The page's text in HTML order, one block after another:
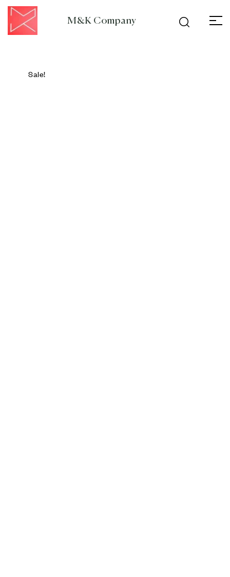
M&K Company
Sale!